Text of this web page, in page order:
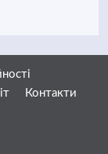
Контакти